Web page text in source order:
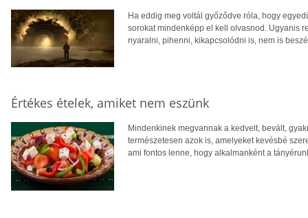
Ha eddig meg voltál győződve róla, hogy
sorokat mindenképp el kell olvasnod. Ugyanis
nyaralni, pihenni, kikapcsolódni is, nem is
Értékes ételek, amiket nem eszünk
Mindenkinek megvannak a kedvelt, bevált,
természetesen azok is, amelyeket kevésbé
ami fontos lenne, hogy alkalmanként a